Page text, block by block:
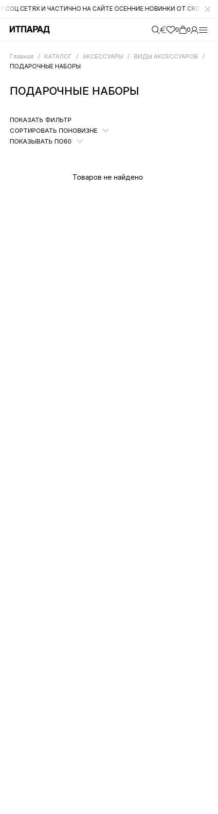
И ЧАСТИЧНО НА САЙТЕ ОСЕННИЕ НОВИНКИ ОТ CROMIA. НА
0 0
Главная / КАТАЛОГ / АКСЕССУАРЫ / ВИДЫ АКСЕССУАРОВ
/
ПОДАРОЧНЫЕ НАБОРЫ
ПОДАРОЧНЫЕ НАБОРЫ
ПОКАЗАТЬ ФИЛЬТР
СОРТИРОВАТЬ ПОНОВИЗНЕ
ПОКАЗЫВАТЬ ПО60
Товаров не найдено